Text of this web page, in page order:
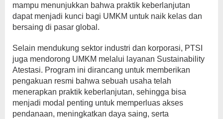
mampu menunjukkan bahwa praktik keberlanjutan
dapat menjadi kunci bagi UMKM untuk naik kelas dan
bersaing di pasar global.
Selain mendukung sektor industri dan korporasi, PTSI
juga mendorong UMKM melalui layanan Sustainability
Atestasi. Program ini dirancang untuk memberikan
pengakuan resmi bahwa sebuah usaha telah
menerapkan praktik keberlanjutan, sehingga bisa
menjadi modal penting untuk memperluas akses
pendanaan, meningkatkan daya saing, serta